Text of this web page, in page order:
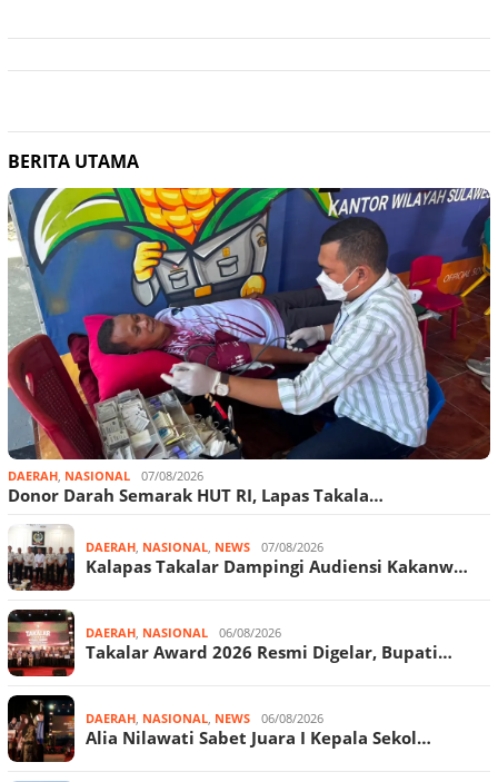
BERITA UTAMA
DAERAH, NASIONAL 07/08/2026
Donor Darah Semarak HUT RI, Lapas Takala…
DAERAH, NASIONAL, NEWS 07/08/2026
Kalapas Takalar Dampingi Audiensi Kakanw…
DAERAH, NASIONAL 06/08/2026
Takalar Award 2026 Resmi Digelar, Bupati…
DAERAH, NASIONAL, NEWS 06/08/2026
Alia Nilawati Sabet Juara I Kepala Sekol…